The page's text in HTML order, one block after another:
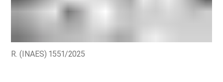
R. (INAES) 1551/2025